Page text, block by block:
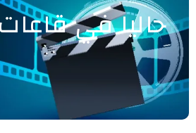
حاليا في